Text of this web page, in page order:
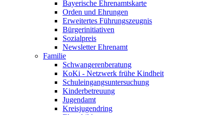
Bayerische Ehrenamtskarte
Orden und Ehrungen
Erweitertes Führungszeugnis
Bürgerinitiativen
Sozialpreis
Newsletter Ehrenamt
Familie
Schwangerenberatung
KoKi - Netzwerk frühe Kindheit
Schuleingangsuntersuchung
Kinderbetreuung
Jugendamt
Kreisjugendring